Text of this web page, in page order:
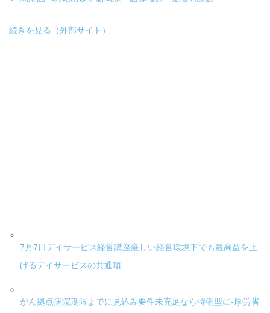
続きを見る（外部サイト）
7月7日デイサービス経営講座厳しい経営環境下でも最高益を上
げるデイサービスの共通項
がん拠点病院期限までに見込み要件未充足なら特例型に-厚労省